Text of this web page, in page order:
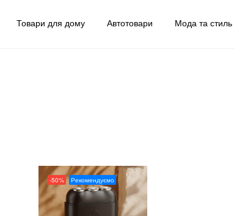
Товари для дому Автотовари Мода та стиль
-50% Рекомендуємо